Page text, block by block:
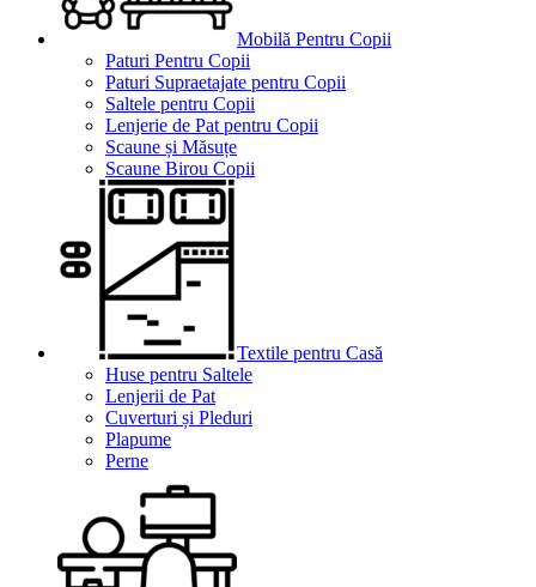
Mobilă Pentru Copii
Paturi Pentru Copii
Paturi Supraetajate pentru Copii
Saltele pentru Copii
Lenjerie de Pat pentru Copii
Scaune și Măsuțe
Scaune Birou Copii
Textile pentru Casă
Huse pentru Saltele
Lenjerii de Pat
Cuverturi și Pleduri
Plapume
Perne